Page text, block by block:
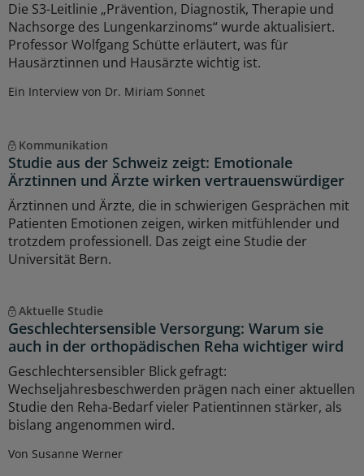
Die S3-Leitlinie „Prävention, Diagnostik, Therapie und
Nachsorge des Lungenkarzinoms“ wurde aktualisiert.
Professor Wolfgang Schütte erläutert, was für
Hausärztinnen und Hausärzte wichtig ist.
Ein Interview von Dr. Miriam Sonnet
Kommunikation
Studie aus der Schweiz zeigt: Emotionale
Ärztinnen und Ärzte wirken vertrauenswürdiger
Ärztinnen und Ärzte, die in schwierigen Gesprächen mit
Patienten Emotionen zeigen, wirken mitfühlender und
trotzdem professionell. Das zeigt eine Studie der
Universität Bern.
Aktuelle Studie
Geschlechtersensible Versorgung: Warum sie
auch in der orthopädischen Reha wichtiger wird
Geschlechtersensibler Blick gefragt:
Wechseljahresbeschwerden prägen nach einer aktuellen
Studie den Reha-Bedarf vieler Patientinnen stärker, als
bislang angenommen wird.
Von Susanne Werner